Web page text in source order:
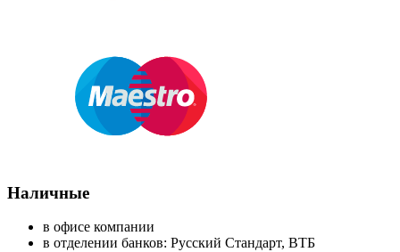
Наличные
в офисе компании
в отделении банков: Русский Стандарт, ВТБ